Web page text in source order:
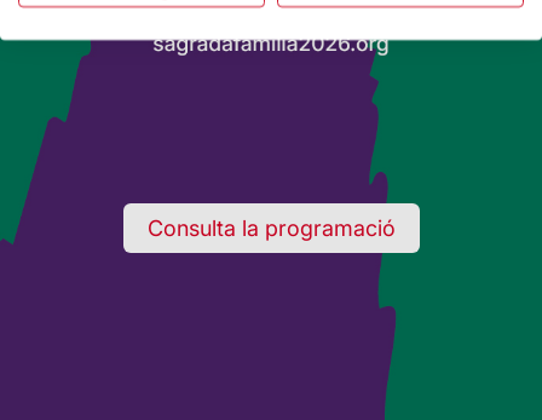
Consulta la programació